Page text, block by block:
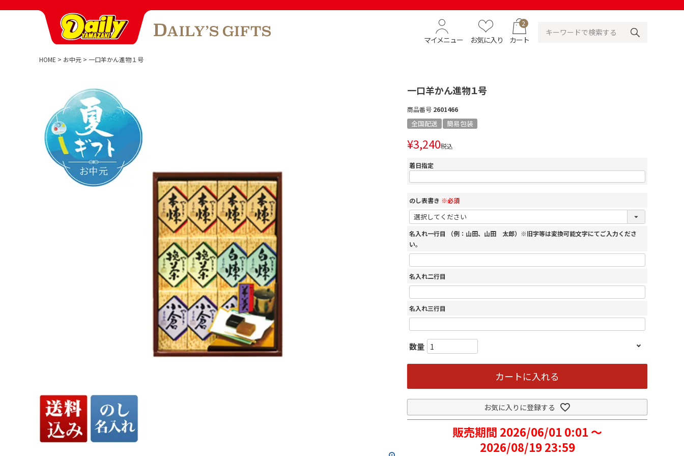
マイメニュー お気に入り
2
カート
HOME お中元 一口羊かん進物１号
一口羊かん進物１号
商品番号 2601466
全国配送 簡易包装
¥3,240税込
着日指定
のし表書き ※必須
名入れ一行目 （例：山田、山田 太郎）※旧字等は変換可能文字にてご入力くださ
い。
名入れ二行目
名入れ三行目
カートに入れる
お気に入りに登録する
販売期間 2026/06/01 0:01 〜
2026/08/19 23:59